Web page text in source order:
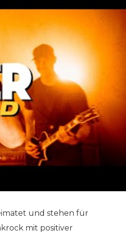
und stehen für
mit positiver